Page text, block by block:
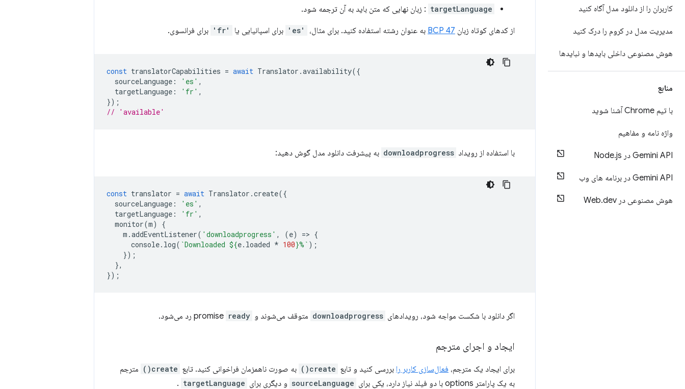
کاربران را از دانلود مدل آگاه کنید
مدیریت مدل در کروم را درک کنید
هوش مصنوعی داخلی بایدها و نبایدها
منابع
با تیم Chrome آشنا شوید
واژه نامه و مفاهیم
Gemini API در Node .js
Gemini API در برنامه های وب
هوش مصنوعی در Web .dev
targetLanguage : زبان نهایی که متن باید به آن ترجمه شود.
از کدهای کوتاه زبان BCP 47 به عنوان رشته استفاده کنید. برای مثال، 'es' برای اسپانیایی یا 'fr' برای فرانسوی.
const translatorCapabilities = await Translator .availability({
sourceLanguage : 'es' ,
targetLanguage : 'fr' ,
});
// 'available'
با استفاده از رویداد downloadprogress به پیشرفت دانلود مدل گوش دهید:
const translator = await Translator .create({
sourceLanguage : 'es' ,
targetLanguage : 'fr' ,
monitor(m)
{
m .addEventListener( 'downloadprogress' , (e) => {
console. log( `Downloaded ${e. loaded * 100}%` );
});
},
});
اگر دانلود با شکست مواجه شود، رویدادهای downloadprogress متوقف می‌شوند و promise ready رد می‌شود.
ایجاد و اجرای مترجم
برای ایجاد یک مترجم، فعال‌سازی کاربر را بررسی کنید و تابع create() به صورت ناهمزمان فراخوانی کنید. تابع create()
مترجم
به یک پارامتر options با دو فیلد نیاز دارد، یکی برای
sourceLanguage و دیگری برای targetLanguage
.